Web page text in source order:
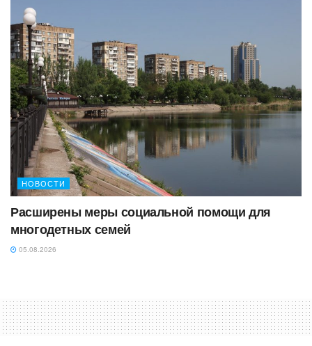
НОВОСТИ
Расширены меры социальной помощи для
многодетных семей
05.08.2026